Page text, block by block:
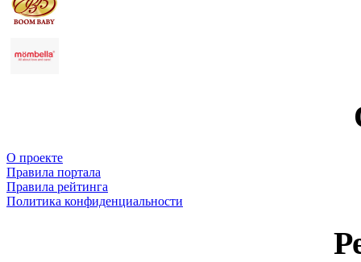
О проекте
Правила портала
Правила рейтинга
Политика конфиденциальности